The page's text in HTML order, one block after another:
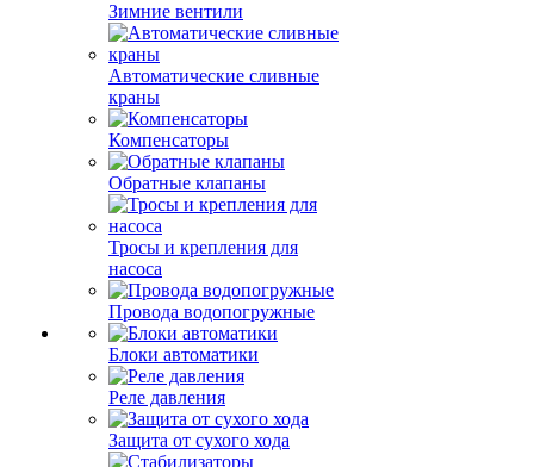
Зимние вентили
Автоматические сливные
краны
Компенсаторы
Обратные клапаны
Тросы и крепления для
насоса
Провода водопогружные
Блоки автоматики
Реле давления
Защита от сухого хода